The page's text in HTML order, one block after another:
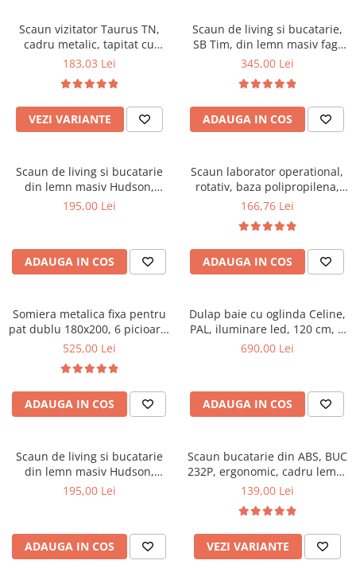
Saltele cu arcuri impachetate
individual
Saltele Memory Pocket
Saltele Memory Foam
Saltele Memory Pocket
Saltele cu plasa arcuri
Saltele cu spuma
Saltele cu spuma poliuretanica
Saltele 140x200
Saltele 180x200
Top saltele
Top saltele 5 cm
Top saltele memory 5 cm
Top saltele MemoHR 6.5 cm
Saltele cu plasa de arcuri
Saltele cu spuma
Paturi
Seturi de pat si saltea
Masute de toaleta
Mobilier living
Scaune pentru living
Comode living
Set mese plus scaune
Scaune ergonomice
Etajere Birou
Birouri
Scaune pentru birou
Scaune pentru vizitatori
Scaune manager
Mobilier bucatarie
Mese bucatarie
Mobila bucatarie
Seturi mese si scaune bucatarie
Mobilier hol
Suporturi si rafturi pantofi
Portmantouri
Scaune birou
Scaune profesionale
Scaune resigilate
Scaune conferinta
Scaune terasa si outdoor
Scaun vizitator Taurus TN,
cadru metalic, tapitat cu
stofa, stivuibil, 120 kg, negru
183,03 Lei
VEZI VARIANTE
Scaun de living si bucatarie,
SB Tim, din lemn masiv fag,
tapiterie stofa, lacuit, 120 kg,
345,00 Lei
ADAUGA IN COS
Scaun de living si bucatarie
din lemn masiv Hudson,
tapiterie stofa,100 kg,
195,00 Lei
ADAUGA IN COS
Scaun laborator operational,
rotativ, baza polipropilena,
piele ecologica, inaltime
166,76 Lei
ADAUGA IN COS
Somiera metalica fixa pentru
pat dublu 180x200, 6 picioare,
32 lamele lemn fag, benzi
negru
525,00 Lei
ADAUGA IN COS
Dulap baie cu oglinda Celine,
PAL, iluminare led, 120 cm, 3
usi, 3 rafturi, soft close, alb
690,00 Lei
ADAUGA IN COS
Scaun de living si bucatarie
din lemn masiv Hudson,
tapiterie stofa,100 kg,
195,00 Lei
ADAUGA IN COS
Scaun bucatarie din ABS, BUC
232P, ergonomic, cadru lemn,
100 kg
139,00 Lei
VEZI VARIANTE